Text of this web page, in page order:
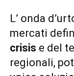
L’ onda
mercati
crisis e del
regionali,